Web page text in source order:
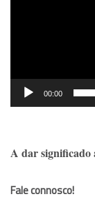
00:00
A dar significado
Fale connosco!